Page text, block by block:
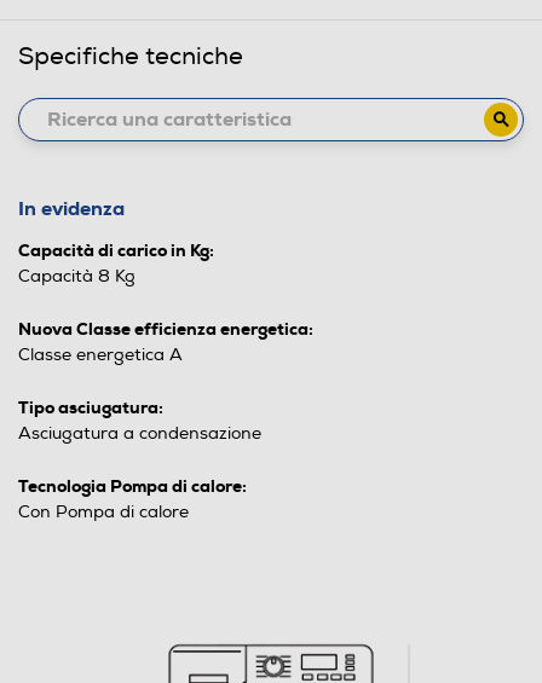
Specifiche tecniche
In evidenza
Capacità di carico in Kg:
Capacità 8 Kg
Nuova Classe efficienza energetica:
Classe energetica A
Tipo asciugatura:
Asciugatura a condensazione
Tecnologia Pompa di calore:
Con Pompa di calore